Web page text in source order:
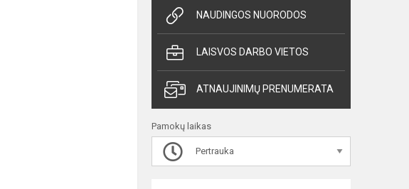
NAUDINGOS NUORODOS
LAISVOS DARBO VIETOS
ATNAUJINIMŲ PRENUMERATA
Pamokų laikas
Pertrauka